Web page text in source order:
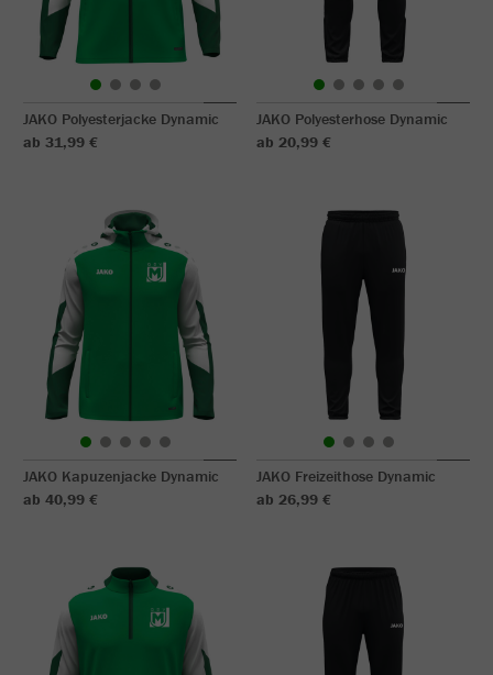
JAKO Polyesterjacke Dynamic
ab 31,99 €
JAKO Polyesterhose Dynamic
ab 20,99 €
JAKO Kapuzenjacke Dynamic
ab 40,99 €
JAKO Freizeithose Dynamic
ab 26,99 €